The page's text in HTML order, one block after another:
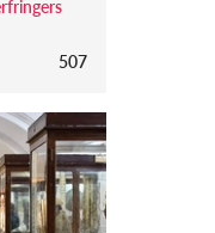
507